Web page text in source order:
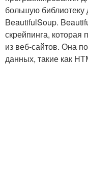
большую библиотеку
BeautifulSoup.
скрейпинга, которая
из веб-сайтов. Она
данных, такие как